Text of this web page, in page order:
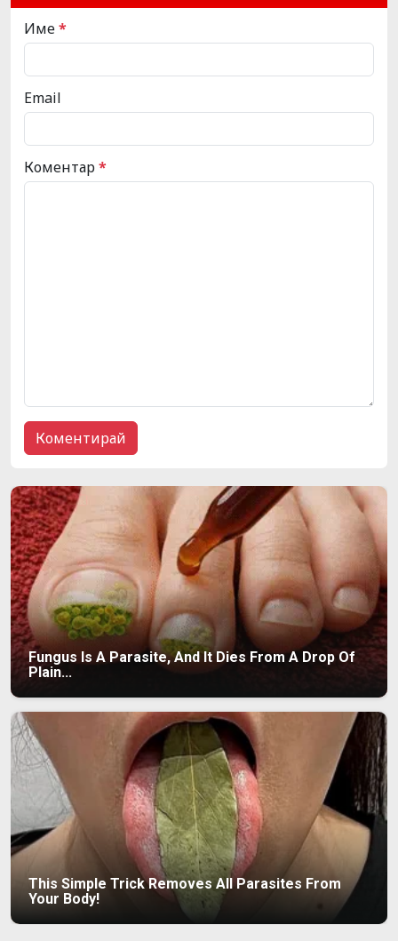
Име*
Email
Коментар*
Fungus Is A Parasite, And It Dies From A Drop Of
Plain...
This Simple Trick Removes All Parasites From
Your Body!